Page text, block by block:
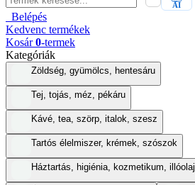
AI
Belépés
Kedvenc termékek
Kosár 0-termek
Kategóriák
Zöldség, gyümölcs, hentesáru
Tej, tojás, méz, pékáru
Kávé, tea, szörp, italok, szesz
Tartós élelmiszer, krémek, szószok
Háztartás, higiénia, kozmetikum, illóolaj